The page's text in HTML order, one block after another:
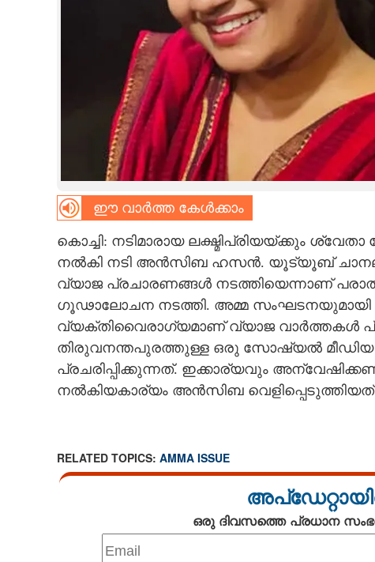
LITERATURE
CONTACT US
ഈ വാർത്ത കേൾക്കാം
കൊച്ചി: നടിമാരായ ലക്ഷ്മിപ്രിയയ്ക്കും
നൽകി നടി അൻസിബ ഹസൻ. യൂട്യൂബ്
വ്യാജ പ്രചാരണങ്ങൾ നടത്തിയെന്നാണ്
ഗൂഢാലോചന നടത്തി. അമ്മ സംഘടനയുമായി
വ്യക്തിവൈരാഗ്യമാണ് വ്യാജ വാർത്തകൾ
തിരുവനന്തപുരത്തുള്ള ഒരു സോഷ്യൽ മീഡിയ
പ്രചരിപ്പിക്കുന്നത്. ഇക്കാര്യവും
നൽകിയകാര്യം അൻസിബ
RELATED TOPICS: AMMA ISSUE
ഒരു ദിവസത്തെ പ്രധാന